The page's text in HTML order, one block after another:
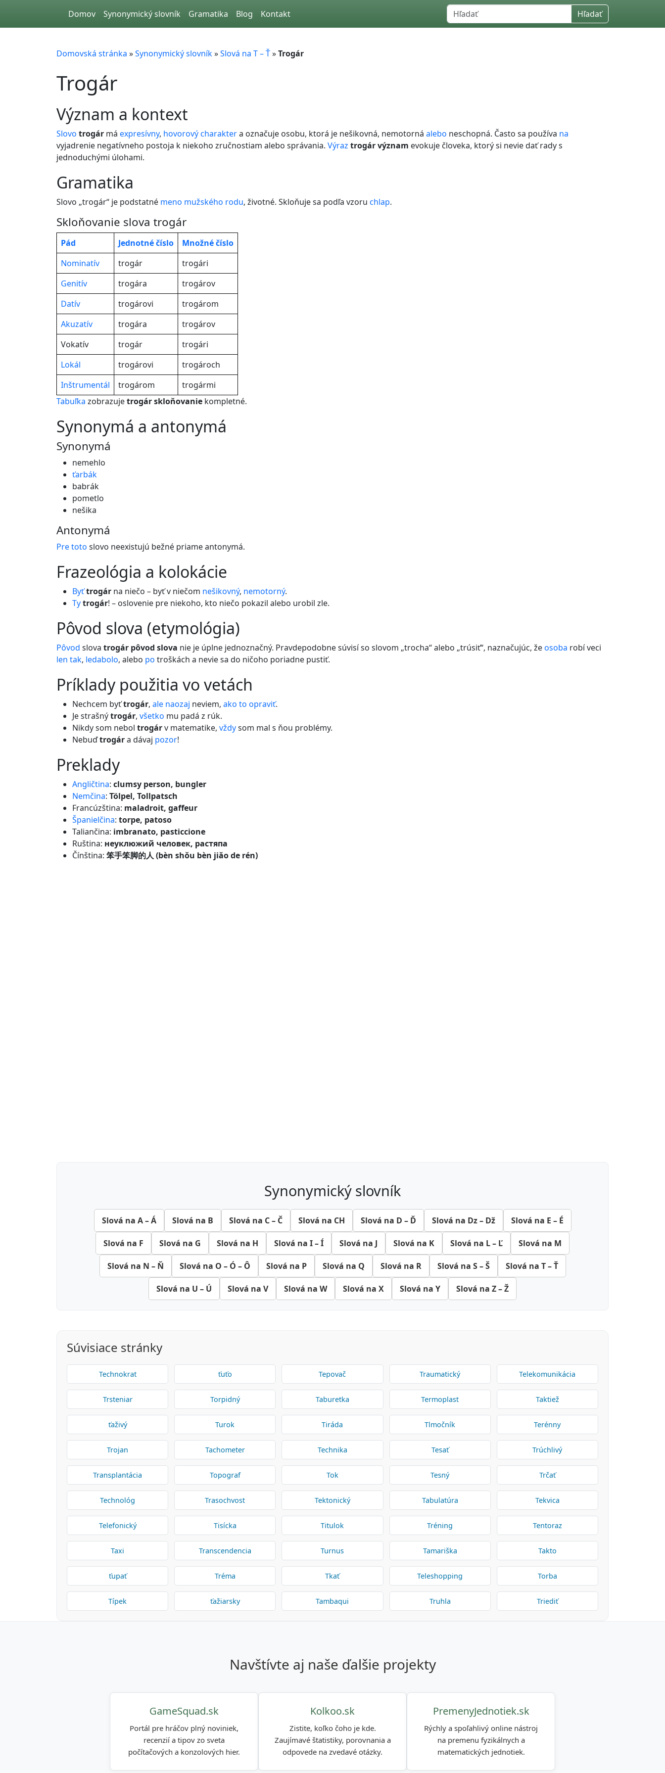
Domov Synonymický slovník Gramatika Blog Kontakt Hľadať
Domovská stránka »Synonymický slovník»Slová na T – Ť»Trogár
Trogár
význam a kontext
Slovo trogár má expresívny, hovorovýcharaktera označuje osobu, ktorá je nešikovná, nemotorná alebo neschopná. Často sa používa na
vyjadrenie negatívneho postoja k niekoho zručnostiam alebo správania. Výraz trogár význam evokuje človeka, ktorý si nevie dať rady s
jednoduchými úlohami.
gramatika
Slovo „trogár“ je podstatné meno mužského rodu, životné. Skloňuje sa podľa vzoru chlap.
Skloňovanie slova trogár
Pád Jednotnéčíslo
Množné číslo
Nominatív
trogár
trogári
Genitív
trogára
trogárov
Datív
trogárovi
trogárom
Akuzatív
trogára
trogárov
Vokatív
trogár
trogári
Lokál
trogárovi
trogároch
Inštrumentál
trogárom
trogármi
Tabuľka zobrazujetrogár skloňovanie kompletné.
synonymá a antonymá
Synonymá
nemehlo
ťarbák
babrák
pometlo
nešika
Antonymá
Pretoto slovo neexistujú bežné priame antonymá.
frazeológia a kolokácie
Byťtrogár na niečo – byť v niečom nešikovný, nemotorný.
Tytrogár! – oslovenie pre niekoho, kto niečo pokazil alebo urobil zle.
pôvod slova (etymológia)
Pôvod slova trogár pôvod slova nie je úplne jednoznačný. Pravdepodobne súvisí so slovom „trocha“ alebo „trúsiť“, naznačujúc, žeosoba robí veci
len tak, ledabolo, alebo po troškách a nevie sa do ničoho poriadne pustiť.
príklady použitia vo vetách
Nechcem byťtrogár, ale naozaj neviem, ako to opraviť.
Je strašnýtrogár, všetko mu padá z rúk.
Nikdy som nebol trogárv matematike, vždysom mal s ňou problémy.
Nebuďtrogára dávaj pozor!
preklady
Angličtina: clumsy person, bungler
Nemčina: Tölpel, Tollpatsch
Francúzština: maladroit, gaffeur
Španielčina: torpe, patoso
Taliančina: imbranato, pasticcione
Ruština: неуклюжий человек, растяпа
Čínština: 笨手笨脚的人 (bèn shǒu bèn jiǎo de rén)
synonymický slovník
Slová na A – Á Slová na B Slová na C – Č Slová na CH Slová na D – Ď Slová na Dz – Dž Slová na E – É
Slová na F Slová na G Slová na H Slová na I – Í Slová na J Slová na K Slová na L – Ľ Slová na M
Slová na N – Ň Slová na O – Ó – Ô Slová na P Slová na Q Slová na R Slová na S – Š Slová na T – Ť
Slová na U – Ú Slová na V Slová na W Slová na X Slová na Y Slová na Z – Ž
Súvisiace stránky
Technokrat ťuťo Tepovač Traumatický Telekomunikácia
Trsteniar Torpidný Taburetka Termoplast Taktiež
ťaživý Turok Tiráda Tlmočník Terénny
Trojan Tachometer Technika Tesať Trúchlivý
Transplantácia Topograf Tok Tesný Trčať
Technológ Trasochvost Tektonický Tabulatúra Tekvica
Telefonický Tisícka Titulok Tréning Tentoraz
Taxi Transcendencia Turnus Tamariška Takto
ťupať Tréma Tkať Teleshopping Torba
Típek ťažiarsky Tambaqui Truhla Triediť
navštívte aj naše ďalšie projekty
GameSquad.sk
Portál pre hráčov plný noviniek,
recenzií a tipov zo sveta
počítačových a konzolových hier.
Kolkoo.sk
Zistite, koľko čoho je kde.
Zaujímavé štatistiky, porovnania a
odpovede na zvedavé otázky.
PremenyJednotiek.sk
Rýchly a spoľahlivý online nástroj
na premenu fyzikálnych a
matematických jednotiek.